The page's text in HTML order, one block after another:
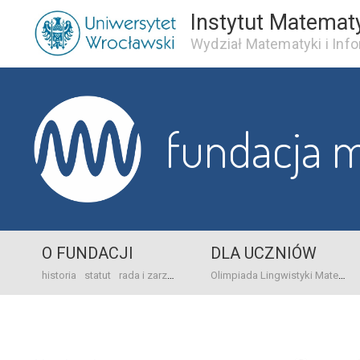
Instytut
Wydział Matematyki i
fundacja
O FUNDACJI
historia statut rada i zarząd dane bankowo-adresowe kontakt
DLA UCZNIÓW
Olimpiada Lingwistyki Matematycznej